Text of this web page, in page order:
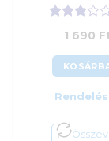
Értékelés:
/ 5
1 690